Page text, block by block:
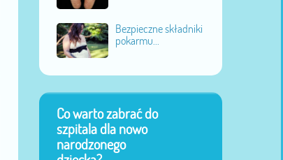
Bezpieczne składniki
pokarmu...
Co warto zabrać do
szpitala dla nowo
narodzonego